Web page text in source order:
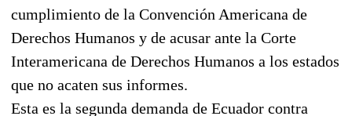
cumplimiento de la Convención Americana de
Derechos Humanos y de acusar ante la Corte
Interamericana de Derechos Humanos a los estados
que no acaten sus informes.
Esta es la segunda demanda de Ecuador contra